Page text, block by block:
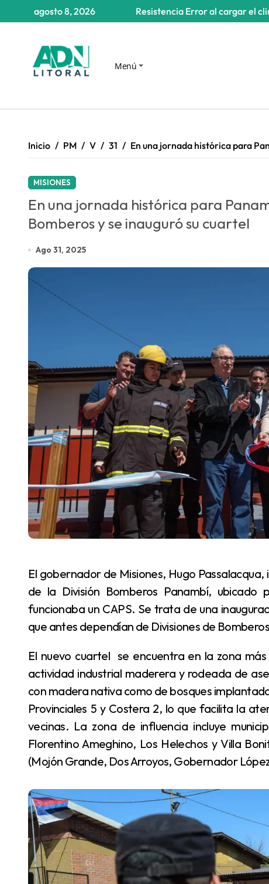
Resistencia Error al cargar el
agosto 8, 2026
Menú
Inicio PM V 31 En una jornada histórica para
MISIONES
En una jornada histórica para
Bomberos y se inauguró su cuartel
Ago 31, 2025
El gobernador de Misiones, Hugo Passalacqua, inauguró el viernes 29 de agosto el nuevo cuartel
de la División Bomberos Panambí,
funcionaba un CAPS. Se trata de una
que antes dependían de Divisiones de
El nuevo cuartel se encuentra en la zona más densamente poblada de Panambí, cerca de la
actividad industrial maderera y rodeada de
con madera nativa como de bosques
Provinciales 5 y Costera 2, lo que facilita la
vecinas. La zona de influencia incluye
Florentino Ameghino, Los Helechos y Villa
(Mojón Grande, Dos Arroyos, Gobernador